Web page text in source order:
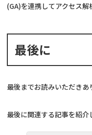
(GA)を連携してアクセス解
最後に
最後までお読みいただきあ
最後に関連する記事を紹介